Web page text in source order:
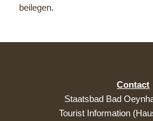
beilegen.
Contact
Staatsbad Bad
Tourist Information